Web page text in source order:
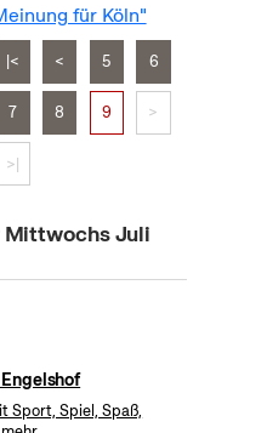
für Köln"
|< < 5 6
7 8 9 >
>|
Mittwochs Juli
Sport, Spiel, Spaß,